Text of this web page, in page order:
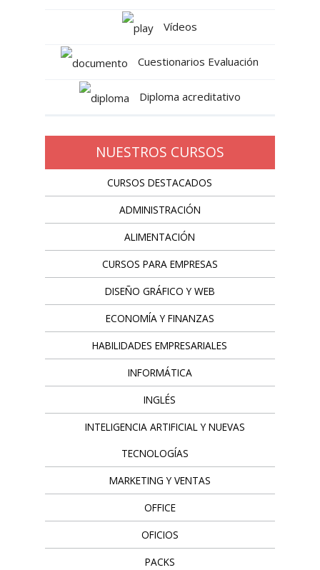
Vídeos
Cuestionarios Evaluación
Diploma acreditativo
NUESTROS CURSOS
CURSOS DESTACADOS
ADMINISTRACIÓN
ALIMENTACIÓN
CURSOS PARA EMPRESAS
DISEÑO GRÁFICO Y WEB
ECONOMÍA Y FINANZAS
HABILIDADES EMPRESARIALES
INFORMÁTICA
INGLÉS
INTELIGENCIA ARTIFICIAL Y NUEVAS
TECNOLOGÍAS
MARKETING Y VENTAS
OFFICE
OFICIOS
PACKS